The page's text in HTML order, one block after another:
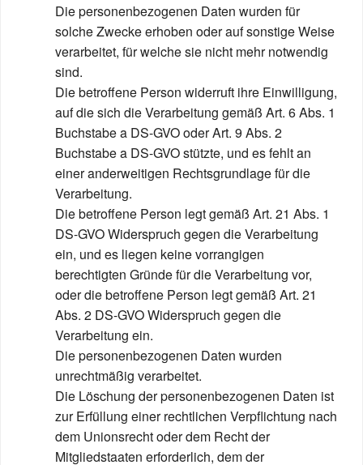
Die personenbezogenen Daten wurden für
solche Zwecke erhoben oder auf sonstige Weise
verarbeitet, für welche sie nicht mehr notwendig
sind.
Die betroffene Person widerruft ihre Einwilligung,
auf die sich die Verarbeitung gemäß Art. 6 Abs. 1
Buchstabe a DS-GVO oder Art. 9 Abs. 2
Buchstabe a DS-GVO stützte, und es fehlt an
einer anderweitigen Rechtsgrundlage für die
Verarbeitung.
Die betroffene Person legt gemäß Art. 21 Abs. 1
DS-GVO Widerspruch gegen die Verarbeitung
ein, und es liegen keine vorrangigen
berechtigten Gründe für die Verarbeitung vor,
oder die betroffene Person legt gemäß Art. 21
Abs. 2 DS-GVO Widerspruch gegen die
Verarbeitung ein.
Die personenbezogenen Daten wurden
unrechtmäßig verarbeitet.
Die Löschung der personenbezogenen Daten ist
zur Erfüllung einer rechtlichen Verpflichtung nach
dem Unionsrecht oder dem Recht der
Mitgliedstaaten erforderlich, dem der